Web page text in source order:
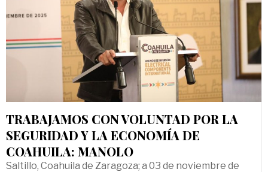
TRABAJAMOS CON VOLUNTAD POR LA
SEGURIDAD Y LA ECONOMÍA DE
COAHUILA: MANOLO
Saltillo, Coahuila de Zaragoza; a 03 de noviembre de